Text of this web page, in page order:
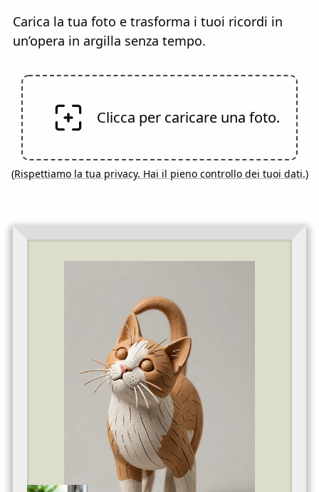
Carica la tua foto e trasforma i tuoi ricordi in
un’opera in argilla senza tempo.
Clicca per caricare una foto.
(Rispettiamo la tua privacy. Hai il pieno controllo dei tuoi dati.)